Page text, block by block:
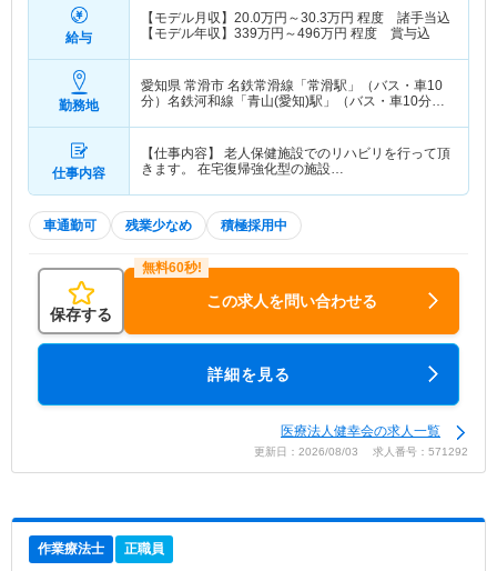
給与
【モデル月収】 20.0万円～30.3万円 程度 諸手当込
【モデル年収】 339万円～496万円 程度 賞与込
勤務地
愛知県 常滑市 名鉄常滑線「常滑駅」（バス・車10
分）名鉄河和線「青山(愛知)駅」（バス・車10分）
仕事内容
【仕事内容】 老人保健施設でのリハビリを行って頂
きます。 在宅復帰強化型の施設…
車通勤可 残業少なめ 積極採用中
保存する
この求人を問い合わせる
詳細を見る
医療法人健幸会の求人一覧
更新日：2026/08/03 求人番号：571292
作業療法士 正職員